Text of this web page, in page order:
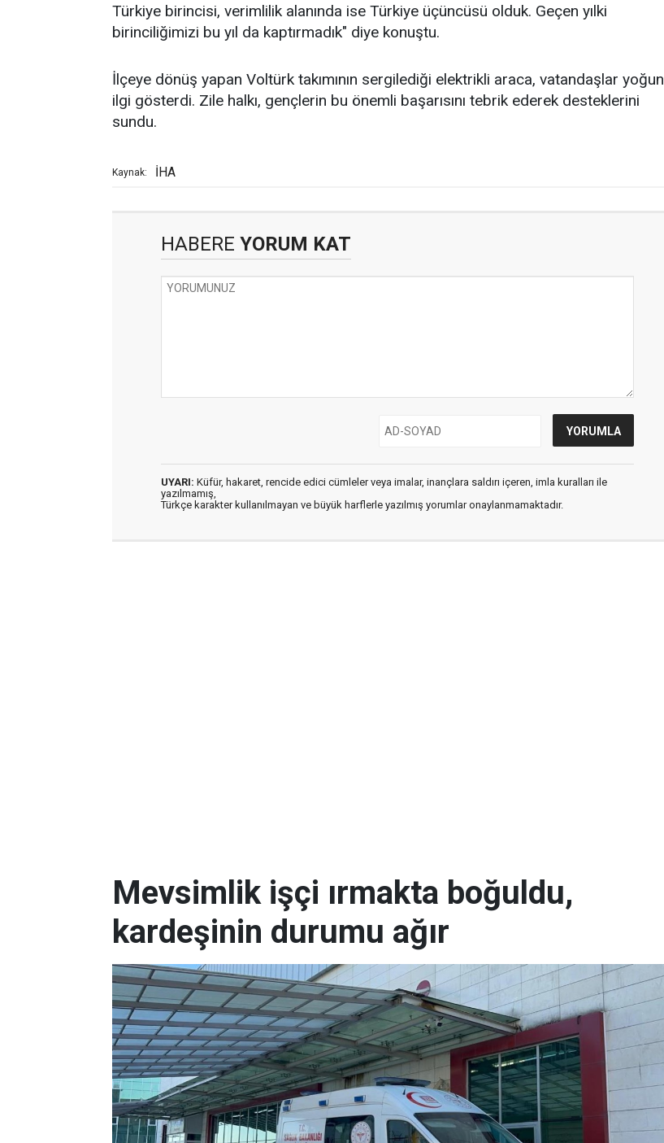
Türkiye birincisi, verimlilik alanında ise Türkiye üçüncüsü olduk. Geçen yılki
birinciliğimizi bu yıl da kaptırmadık" diye konuştu.
İlçeye dönüş yapan Voltürk takımının sergilediği elektrikli araca, vatandaşlar yoğun
ilgi gösterdi. Zile halkı, gençlerin bu önemli başarısını tebrik ederek desteklerini
sundu.
Kaynak: İHA
HABERE YORUM KAT
UYARI: Küfür, hakaret, rencide edici cümleler veya imalar, inançlara saldırı içeren, imla kuralları ile
yazılmamış,
Türkçe karakter kullanılmayan ve büyük harflerle yazılmış yorumlar onaylanmamaktadır.
Mevsimlik işçi ırmakta boğuldu,
kardeşinin durumu ağır